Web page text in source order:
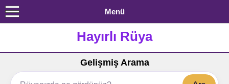
Menü
Hayırlı Rüya
Gelişmiş Arama